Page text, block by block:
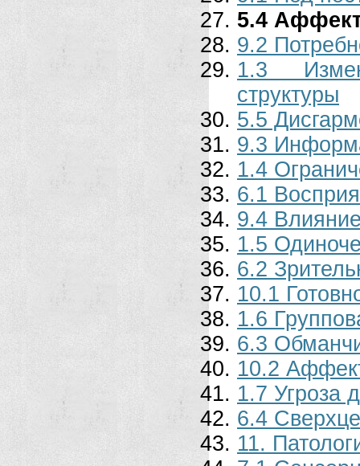
5.4
9.2
1.3
структуры
5.5
9.3
1.4
6.1
9.4
1.5
6.2
10.1
1.6
6.3
10.2
1.7 Угроза
6.4
11.